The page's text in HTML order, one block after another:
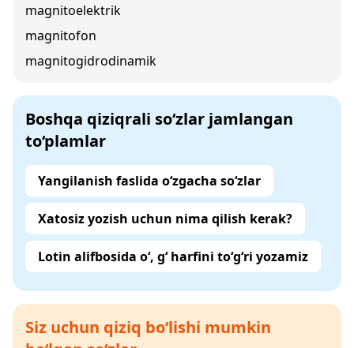
magnitoelektrik
magnitofon
magnitogidrodinamik
Boshqa qiziqrali so‘zlar jamlangan
to‘plamlar
Yangilanish faslida o‘zgacha so‘zlar
Xatosiz yozish uchun nima qilish kerak?
Lotin alifbosida o‘, g‘ harfini to‘g‘ri yozamiz
Siz uchun qiziq bo‘lishi mumkin